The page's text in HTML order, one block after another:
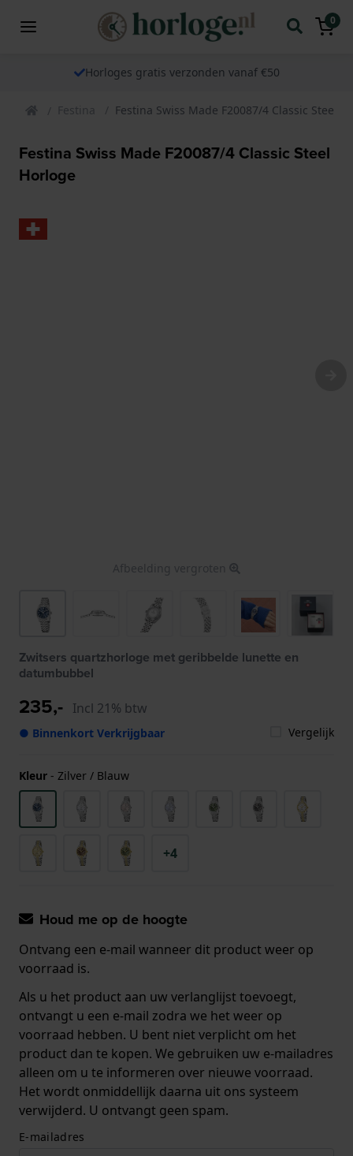
0
Horloges gratis verzonden vanaf €50
Festina Festina Swiss Made F20087/4 Classic Steel
Festina Swiss Made F20087/4 Classic Steel
Horloge
Afbeelding vergroten
Zwitsers quartzhorloge met geribbelde lunette en
datumbubbel
235,- Incl 21% btw
● Binnenkort Verkrijgbaar Vergelijk
Kleur - Zilver / Blauw
+4
Houd me op de hoogte
Ontvang een e-mail wanneer dit product weer op
voorraad is.
Als u het product aan uw verlanglijst toevoegt,
ontvangt u een e-mail zodra we het weer op
voorraad hebben. U bent niet verplicht om het
product dan te kopen. We gebruiken uw e-mailadres
alleen om u te informeren over nieuwe voorraad.
Het wordt onmiddellijk daarna uit ons systeem
verwijderd. U ontvangt geen spam.
E-mailadres